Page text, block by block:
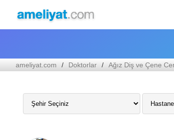
ameliyat.com Doktorlar Ağız Diş ve Çene